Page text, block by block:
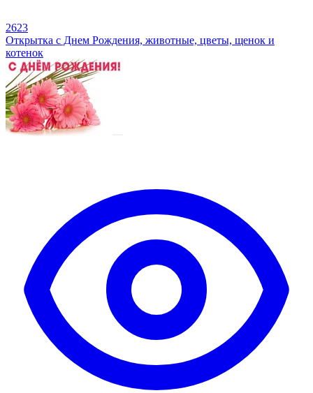
2623
Открытка с Днем Рождения, животные, цветы, щенок и
котенок